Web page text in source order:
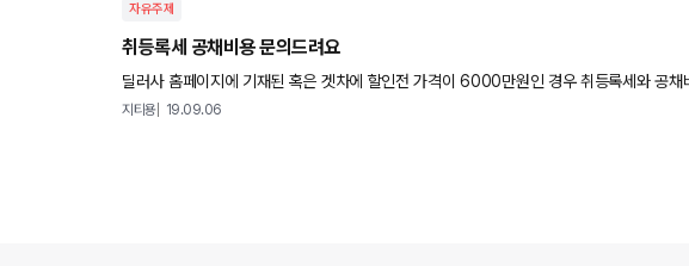
자유주제
취등록세 공채비용 문의드려요
딜러사 홈페이지에 기재된 혹은 겟차에 할인전 가격이 6000만원인 경우 취등록세와 공
용승용차, 디젤 1955cc요<br><b
지티용 19.09.06